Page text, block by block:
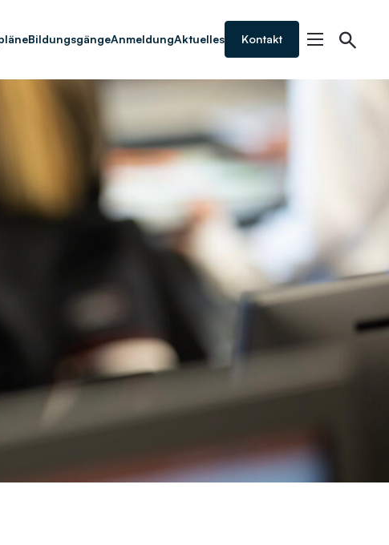
BildungsgängeAnmeldungAktuelles Kontakt